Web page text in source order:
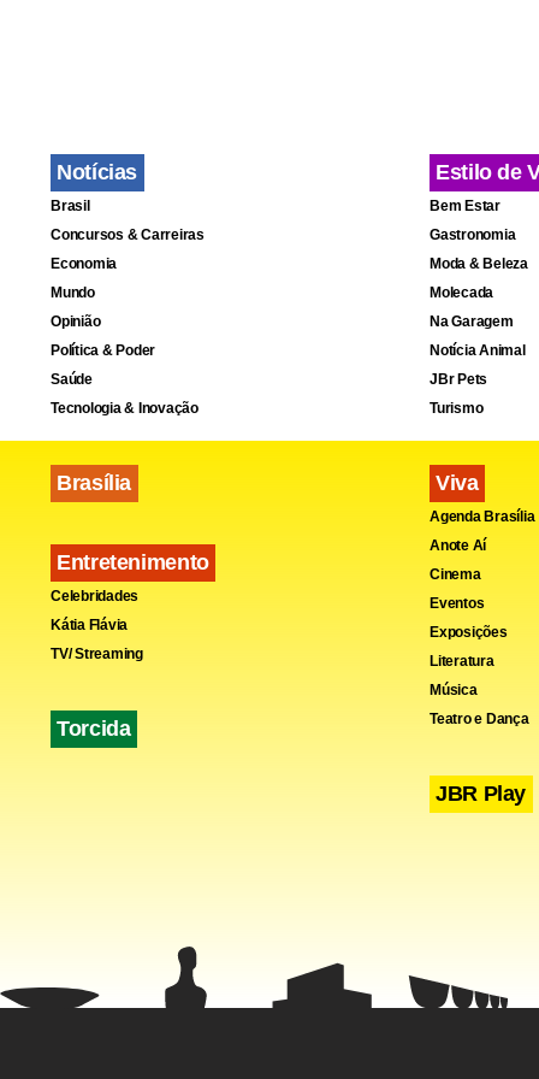
Notícias
Brasil
Concursos & Carreiras
Economia
Mundo
Opinião
Política & Poder
Saúde
Tecnologia & Inovação
Brasília
Entretenimento
Celebridades
Kátia Flávia
TV/ Streaming
Torcida
Estilo de
Bem Estar
Gastronomia
Moda & Beleza
Molecada
Na Garagem
Notícia Animal
JBr Pets
Turismo
Viva
Agenda Brasília
Anote Aí
Cinema
Eventos
Exposições
Literatura
Música
Teatro e Dança
JBR Play